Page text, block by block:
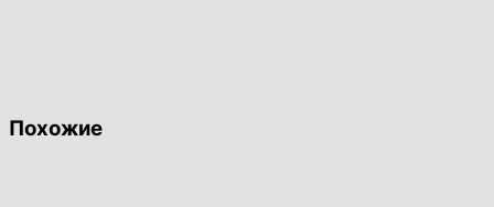
Похожие